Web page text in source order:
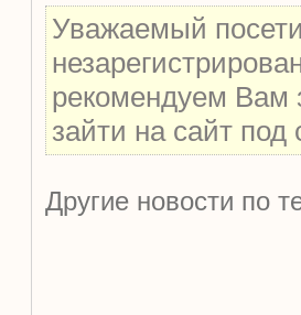
Уважаемый
рекомендуем Вам
зайти на сайт
Другие новости по